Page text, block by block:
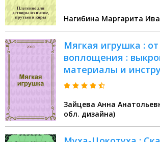
Нагибина Маргарита
Мягкая игрушка :
воплощения :
материалы и
оригинальные
Зайцева Анна
обл. дизайна)